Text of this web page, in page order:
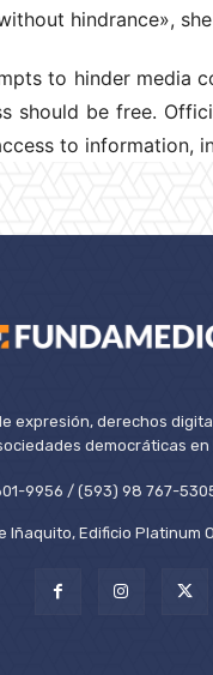
hindrance»,
to hinder media
should be free.
to information,
expresión, derechos
democráticas en
9956 / (593) 98 767-
Edificio Platinum